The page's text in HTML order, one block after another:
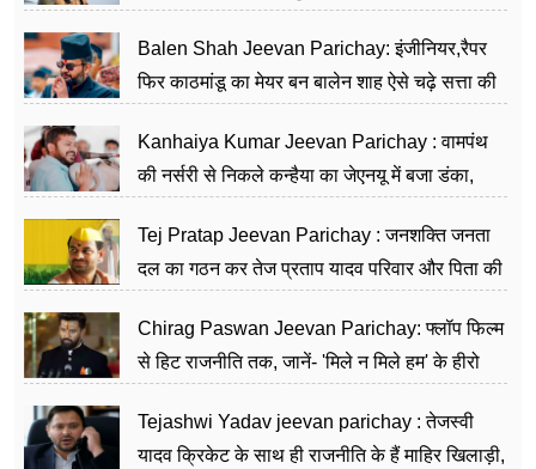
Balen Shah Jeevan Parichay: इंजीनियर,रैपर
फिर काठमांडू का मेयर बन बालेन शाह ऐसे चढ़े सत्ता की
Kanhaiya Kumar Jeevan Parichay : वामपंथ
की नर्सरी से निकले कन्हैया का जेएनयू में बजा डंका,
Tej Pratap Jeevan Parichay : जनशक्ति जनता
दल का गठन कर तेज प्रताप यादव परिवार और पिता की
Chirag Paswan Jeevan Parichay: फ्लॉप फिल्म
से हिट राजनीति तक, जानें- 'मिले न मिले हम' के हीरो
Tejashwi Yadav jeevan parichay : तेजस्वी
यादव क्रिकेट के साथ ही राजनीति के हैं माहिर खिलाड़ी,